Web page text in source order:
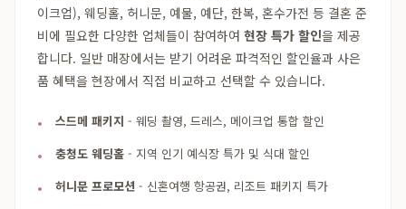
이크업), 웨딩홀, 허니문, 예물, 예단, 한복, 혼수가전 등 결혼 준
비에 필요한 다양한 업체들이 참여하여 현장 특가 할인을 제공
합니다. 일반 매장에서는 받기 어려운 파격적인 할인율과 사은
품 혜택을 현장에서 직접 비교하고 선택할 수 있습니다.
스드메 패키지 - 웨딩 촬영, 드레스, 메이크업 통합 할인
충청도 웨딩홀 - 지역 인기 예식장 특가 및 식대 할인
허니문 프로모션 - 신혼여행 항공권, 리조트 패키지 특가